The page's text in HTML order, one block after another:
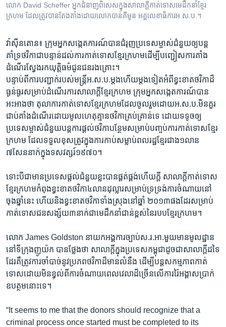
និង​
ចូល​
កាន់​
ទំព័រ​
ស្វែង​
រក
បណ្តាញ​សង្គម
ភាសា
លោក ​David Scheffer ​អ្នកជំនាញ​ពិសេស​ក្នុងសាលាក្តី​កាត់ទោស​មេដឹក​នាំខ្មែរ
ក្រហម ដែល​ត្រូវ​បាន​តែងតាំង​ដោយលោក​បាន់គីមូន អគ្គ​លេខាធិការ​អ.ស.ប.​។
​វ៉ាស៊ីនតោន៖ ក្រុមអ្នក​សង្កេត​ការណ៍​បាន​ជំរុញ​ប្រទេស​ម្ចាស់​ជំនួយ​ឲ្យ​បន្ត
គាំទ្រ​ថវិកា​ជា​បន្ទាន់​ដល់​ការ​កាត់ទោស​ខ្មែរក្រហម​ដើម្បី​បញ្ជៀស​ការ​គាំង​
ដំណើរ​ស្វែង​រក​យុត្តិធម៌​ជូន​ជន​រងគ្រោះ។​
បន្ទាប់ពី​ការ​បញ្ជាក់​របស់​មន្ត្រី​អ.ស.ប.​ម្តង​ហើយ​ម្តងទៀត​អំពី​ខ្វះខាត​ថវិកា​ដ៏​
ធ្ងន់ធ្ងរ​សម្រាប់​ដំណើរ​ការ​សាលាក្តី​ខ្មែរក្រហម​ ក្រុមអ្នក​សង្កេត​ការណ៍​បាន​
អះអាង​ថា​ តុលាការ​កាត់ទោស​ខ្មែរក្រហម​ដែល​ចូលរួម​ដោយ​អ.ស.ប.​មិន​គួរ​
ជាប់​គាំង​ដំណើរ​ដោយ​មូលហេតុ​គ្មានថវិកា​គ្រប់​គ្រាន់​ទេ ​ដោយ​ទទូច​ឲ្យ​
ប្រទេស​ម្ចាស់​ជំនួយ​បន្ត​ការផ្តល់​ថវិកា​បន្ថែម​សម្រាប់​បញ្ចប់ការ​កាត់ទោស​ខ្មែរ
ក្រហម​ ដែល​ទទួល​ខុសត្រូវ​ក្នុងការ​កាប់​សម្លាប់​ពលរដ្ឋខ្មែរ​ជាង​១លាន​
៧សែន​នាក់​ក្នុង​ទសវត្សរ៍​១៩៧០។​
ទោះបីជា​មាន​ប្រទេស​ផ្តល់​ជំនួយ​ខ្លះ​បាន​ផ្គត់ផ្គង់​ហើយក្តី​ សាលាក្តី​កាត់ទោស​
ខ្មែរក្រហម​កំពុង​ខ្វះខាត​ថវិកា​៤លាន​ដុល្លារ​សម្រាប់​ទ្រទ្រង់​ការ​ចំណាយ​នៅ
ចុង​ឆ្នាំនេះ​ ហើយ​និង​ខ្វះខាត​ថវិកា​ទាំងស្រុង​នៅ​ឆ្នាំ ​២០១៣​ផង​ដែរ​សម្រាប់​
កាត់​ទោស​ជន​សង្ស័យ​៣នាក់​ជា​មេដឹកនាំ​ជាន់ខ្ពស់​នៃ​របប​ខ្មែរក្រហម។​
លោក ​James Goldston ​នាយក​អង្គការ​ច្បាប់​ស.រ.អា.មួយ​មាន​មូលដ្ឋាន​
នៅ​ទីក្រុង​ញូយ៉ក ​បាន​ថ្លែងថា​ សាលាក្តី​ក្នុង​ប្រទេស​កម្ពុជា​ដូច​ជា​សាលាក្តី​ដទៃ​
ដែរ​គឺត្រូវ​ការ​ចាំបាច់​នូវប្រភព​ថវិកា​ដ៏​មាន​លំនឹង​ ដើម្បី​បន្ត​សកម្មភាព​កាត់
ទោស​ដោយ​មិនខ្វល់​ពីការ​ចំណាយពេល​វេលា​ដ៏ច្រើន​លើការ​រ៉ៃអង្គាស​ប្រាក់​
ឧបត្ថម​នោះ​ទេ។​
“It seems to me that the donors should recognize that a
criminal process once started must be completed to its